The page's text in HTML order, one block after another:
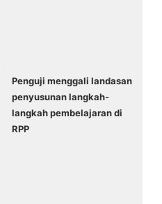
Penguji menggali landasan
penyusunan langkah-
langkah pembelajaran di
RPP